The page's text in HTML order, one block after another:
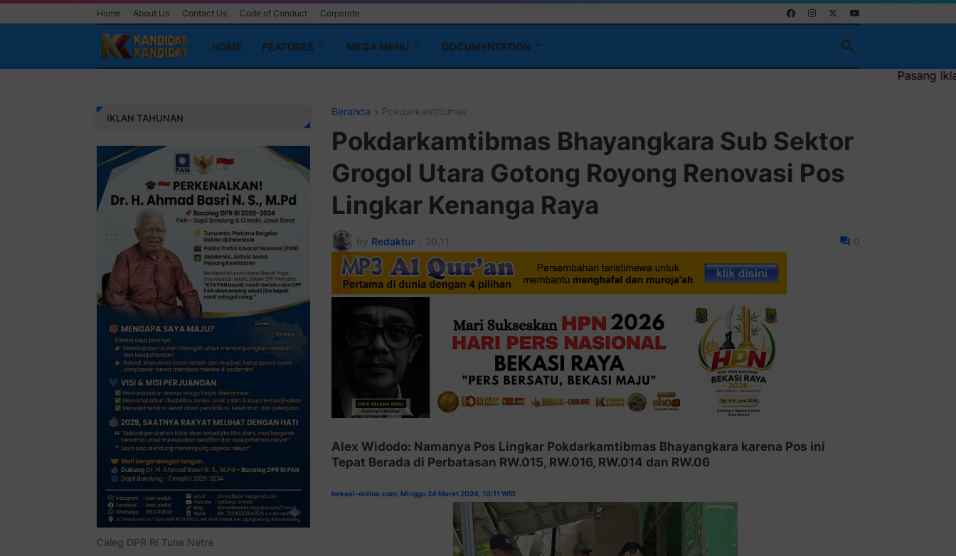
Home About Us Contact Us Code of Conduct Corporate
HOME FEATURES MEGA MENU DOCUMENTATION
Pasang Iklan Running Text Anda
Beranda Pokdarkamtibmas
Pokdarkamtibmas Bhayangkara Sub Sektor
Grogol Utara Gotong Royong Renovasi Pos
Lingkar Kenanga Raya
by Redaktur - 20.11 0
Alex Widodo: Namanya Pos Lingkar Pokdarkamtibmas Bhayangkara karena Pos ini
Tepat Berada di Perbatasan RW.015, RW.016, RW.014 dan RW.06
bekasi-online.com, Minggu 24 Maret 2024, 10:11 WIB
IKLAN TAHUNAN
Caleg DPR RI Tuna Netra